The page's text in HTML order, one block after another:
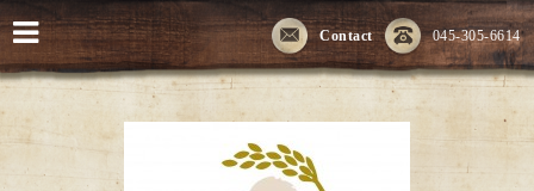
045-305-6614
Contact